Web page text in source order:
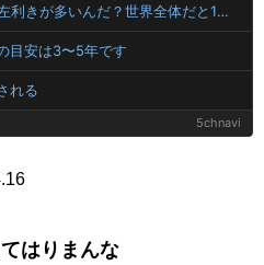
【海外の反応】なんでMLBには左利きが多いんだ？世界全体だと1割くらいしかいないはずなのに → 「左ピッチャーは貴重だからな」「内野では不利だけど基本左利きのほうが重宝される傾向にはあると思う」
目安は3〜5年です
れる
5chnavi
はりまんな